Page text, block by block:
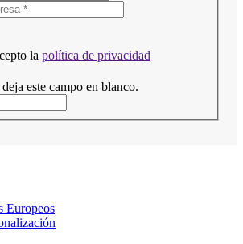
la política de privacidad
este campo en blanco.
Europeos